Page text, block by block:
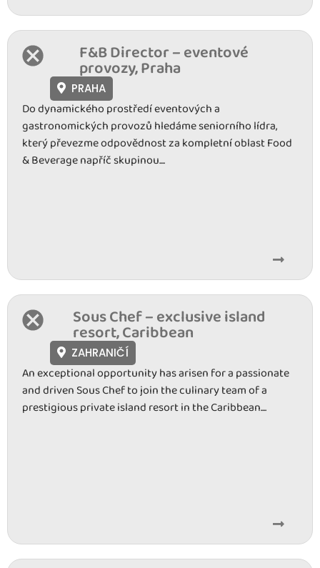
F&B Director – eventové
provozy, Praha
PRAHA
Do dynamického prostředí eventových a
gastronomických provozů hledáme seniorního lídra,
který převezme odpovědnost za kompletní oblast Food
& Beverage napříč skupinou....
Sous Chef – exclusive island
resort, Caribbean
ZAHRANIČÍ
An exceptional opportunity has arisen for a passionate
and driven Sous Chef to join the culinary team of a
prestigious private island resort in the Caribbean....